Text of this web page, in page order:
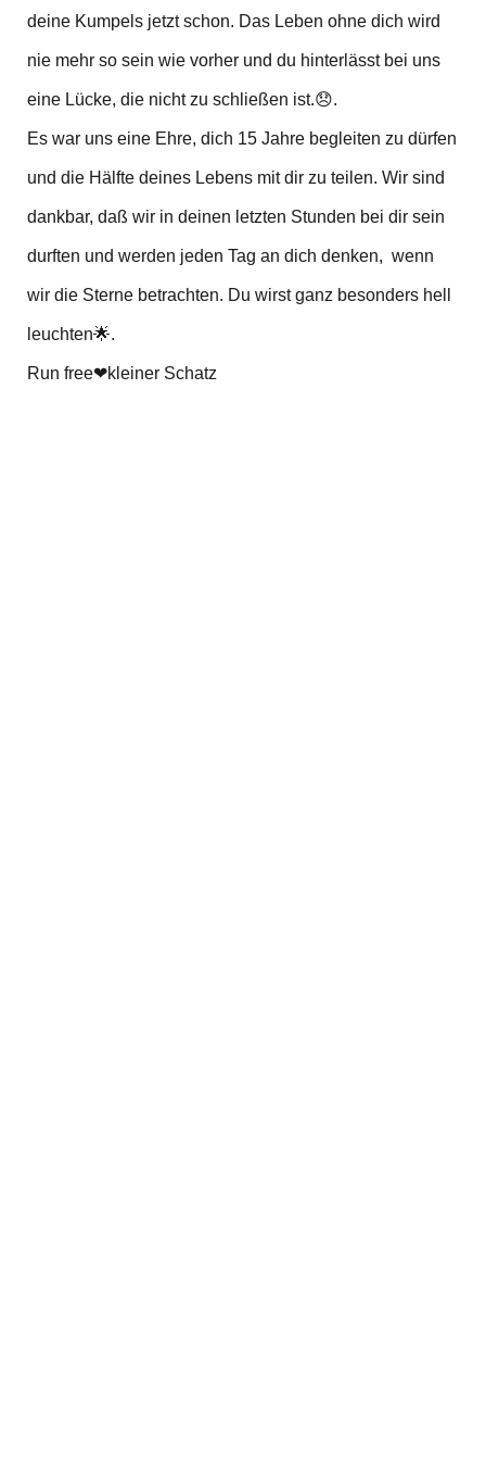
deine Kumpels jetzt schon. Das Leben ohne dich wird
nie mehr so sein wie vorher und du hinterlässt bei uns
eine Lücke, die nicht zu schließen ist.😞.
Es war uns eine Ehre, dich 15 Jahre begleiten zu dürfen
und die Hälfte deines Lebens mit dir zu teilen. Wir sind
dankbar, daß wir in deinen letzten Stunden bei dir sein
durften und werden jeden Tag an dich denken, wenn
wir die Sterne betrachten. Du wirst ganz besonders hell
leuchten🌟.
Run free❤kleiner Schatz